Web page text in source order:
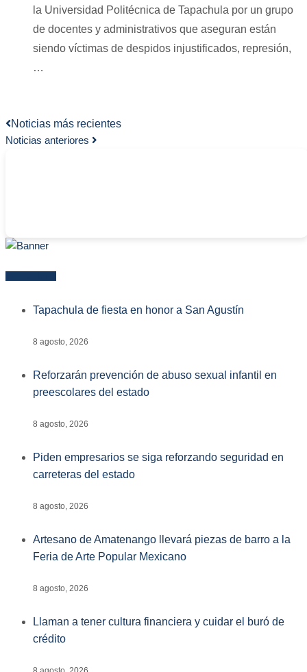
la Universidad Politécnica de Tapachula por un grupo
de docentes y administrativos que aseguran están
siendo víctimas de despidos injustificados, represión,
…
Noticias más recientes
Noticias anteriores
Tapachula de fiesta en honor a San Agustín
8 agosto, 2026
Reforzarán prevención de abuso sexual infantil en
preescolares del estado
8 agosto, 2026
Piden empresarios se siga reforzando seguridad en
carreteras del estado
8 agosto, 2026
Artesano de Amatenango llevará piezas de barro a la
Feria de Arte Popular Mexicano
8 agosto, 2026
Llaman a tener cultura financiera y cuidar el buró de
crédito